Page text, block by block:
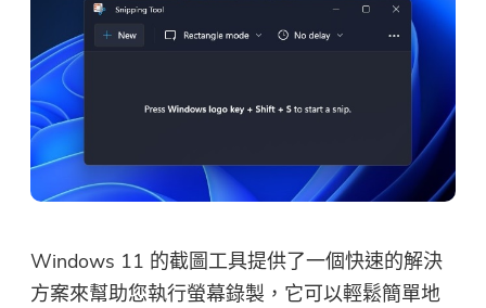
Windows 11 的截圖工具提供了一個快速的解決
方案來幫助您執行螢幕錄製，它可以輕鬆簡單地